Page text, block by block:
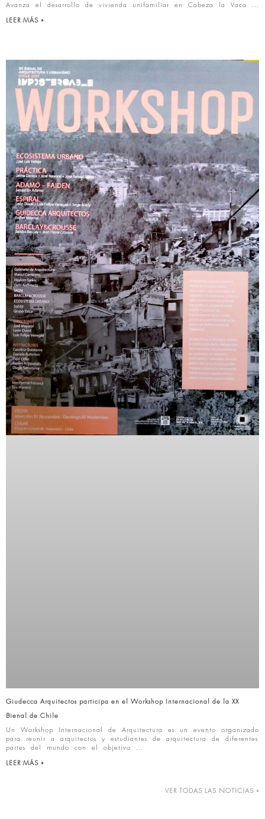
Avanza el desarrollo de vivienda unifamiliar en Cabeza la Vaca
LEER MÁS »
Giudecca Arquitectos participa en el Workshop Internacional de la XX
Bienal de Chile
Un Workshop Internacional de Arquitectura es un evento organizado
para reunir a arquitectos y estudiantes de arquitectura de diferentes
partes del mundo con el objetivo
LEER MÁS »
VER TODAS LAS NOTICIAS »